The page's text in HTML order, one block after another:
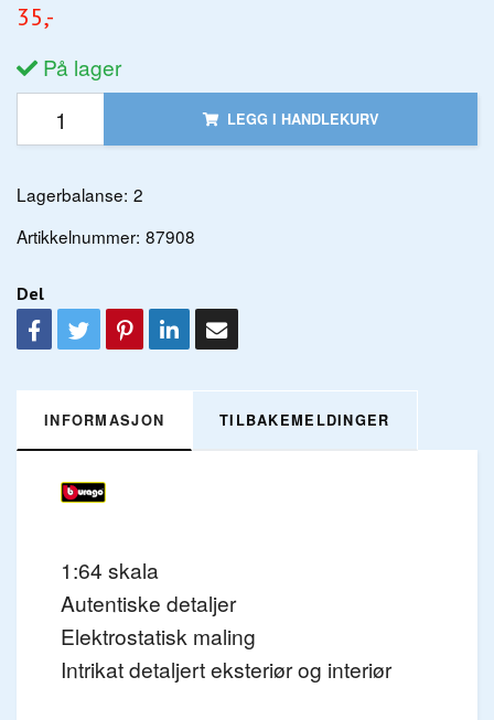
35,-
På lager
LEGG I HANDLEKURV
Lagerbalanse: 2
Artikkelnummer: 87908
Del
INFORMASJON TILBAKEMELDINGER
1:64 skala
Autentiske detaljer
Elektrostatisk maling
Intrikat detaljert eksteriør og interiør